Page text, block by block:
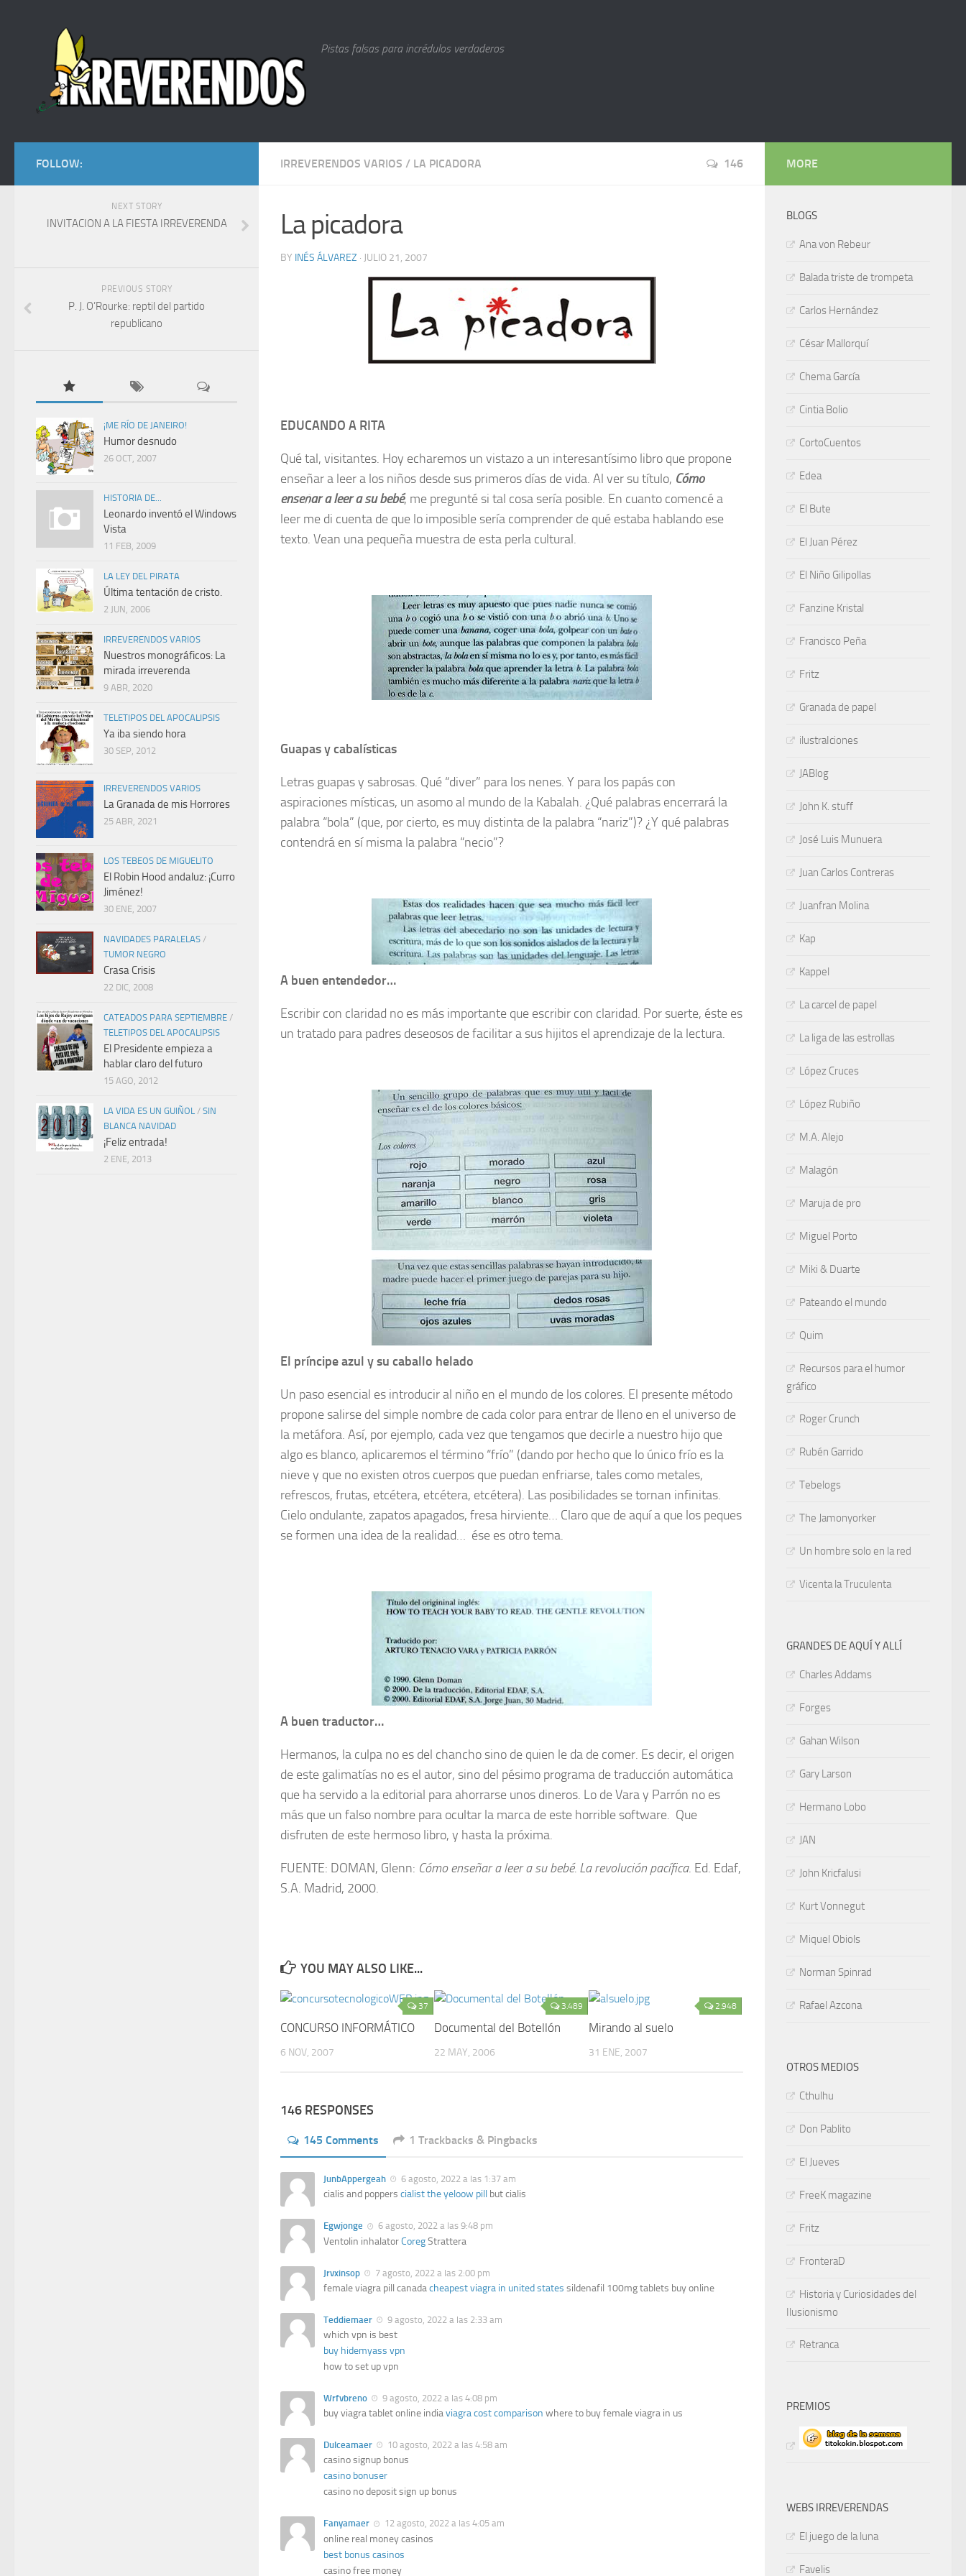
Pistas falsas para incrédulos verdaderos
IRREVERENDOS VARIOS / LA PICADORA 146
La picadora
BY INÉS ÁLVAREZ · JULIO 21, 2007
EDUCANDO A RITA
Qué tal, visitantes. Hoy echaremos un vistazo a un interesantísimo libro que propone
enseñar a leer a los niños desde sus primeros días de vida. Al ver su título, Cómo
enseñar a leer a su bebé, me pregunté si tal cosa sería posible. En cuanto comencé a
leer me di cuenta de que lo imposible sería comprender de qué estaba hablando ese
texto. Vean una pequeña muestra de esta perla cultural.
Guapas y cabalísticas
Letras guapas y sabrosas. Qué “diver” para los nenes. Y para los papás con
aspiraciones místicas, un asomo al mundo de la Kabalah. ¿Qué palabras encerrará la
palabra “bola” (que, por cierto, es muy distinta de la palabra “nariz”)? ¿Y qué palabras
contendrá en sí misma la palabra “necio”?
A buen entendedor…
Escribir con claridad no es más importante que escribir con claridad. Por suerte, éste es
un tratado para padres deseosos de facilitar a sus hijitos el aprendizaje de la lectura.
El príncipe azul y su caballo helado
Un paso esencial es introducir al niño en el mundo de los colores. El presente método
propone salirse del simple nombre de cada color para entrar de lleno en el universo de
la metáfora. Así, por ejemplo, cada vez que tengamos que decirle a nuestro hijo que
algo es blanco, aplicaremos el término “frío” (dando por hecho que lo único frío es la
nieve y que no existen otros cuerpos que puedan enfriarse, tales como metales,
refrescos, frutas, etcétera, etcétera, etcétera). Las posibilidades se tornan infinitas.
Cielo ondulante, zapatos apagados, fresa hirviente… Claro que de aquí a que los peques
se formen una idea de la realidad… ése es otro tema.
A buen traductor…
Hermanos, la culpa no es del chancho sino de quien le da de comer. Es decir, el origen
de este galimatías no es el autor, sino del pésimo programa de traducción automática
que ha servido a la editorial para ahorrarse unos dineros. Lo de Vara y Parrón no es
más que un falso nombre para ocultar la marca de este horrible software. Que
disfruten de este hermoso libro, y hasta la próxima.
FUENTE: DOMAN, Glenn: Cómo enseñar a leer a su bebé. La revolución pacífica. Ed. Edaf,
S.A. Madrid, 2000.
YOU MAY ALSO LIKE...
37
CONCURSO INFORMÁTICO
6 NOV, 2007
3.489
Documental del Botellón
22 MAY, 2006
2.948
Mirando al suelo
31 ENE, 2007
146 RESPONSES
145 Comments 1 Trackbacks & Pingbacks
JunbAppergeah 6 agosto, 2022 a las 1:37 am
cialis and poppers cialist the yeloow pill but cialis
Egwjonge 6 agosto, 2022 a las 9:48 pm
Ventolin inhalatorCoregStrattera
Jrvxinsop 7 agosto, 2022 a las 2:00 pm
female viagra pill canadacheapest viagra in united states sildenafil 100mg tablets buy online
Teddiemaer 9 agosto, 2022 a las 2:33 am
which vpn is best
buy hidemyass vpn
how to set up vpn
Wrfvbreno 9 agosto, 2022 a las 4:08 pm
buy viagra tablet online indiaviagra cost comparison where to buy female viagra in us
Dulceamaer 10 agosto, 2022 a las 4:58 am
casino signup bonus
casino bonuser
casino no deposit sign up bonus
Fanyamaer 12 agosto, 2022 a las 4:05 am
online real money casinos
best bonus casinos
casino free money
FOLLOW:
NEXT STORY
INVITACION A LA FIESTA IRREVERENDA
PREVIOUS STORY
P. J. O’Rourke: reptil del partido
republicano
¡ME RÍO DE JANEIRO!
Humor desnudo
26 OCT, 2007
HISTORIA DE...
Leonardo inventó el Windows
Vista
11 FEB, 2009
LA LEY DEL PIRATA
Última tentación de cristo.
2 JUN, 2006
IRREVERENDOS VARIOS
Nuestros monográficos: La
mirada irreverenda
9 ABR, 2020
TELETIPOS DEL APOCALIPSIS
Ya iba siendo hora
30 SEP, 2012
IRREVERENDOS VARIOS
La Granada de mis Horrores
25 ABR, 2021
LOS TEBEOS DE MIGUELITO
El Robin Hood andaluz: ¡Curro
Jiménez!
30 ENE, 2007
NAVIDADES PARALELAS /
TUMOR NEGRO
Crasa Crisis
22 DIC, 2008
CATEADOS PARA SEPTIEMBRE /
TELETIPOS DEL APOCALIPSIS
El Presidente empieza a
hablar claro del futuro
15 AGO, 2012
LA VIDA ES UN GUIÑOL / SIN
BLANCA NAVIDAD
¡Feliz entrada!
2 ENE, 2013
MORE
BLOGS
Ana von Rebeur
Balada triste de trompeta
Carlos Hernández
César Mallorquí
Chema García
Cintia Bolio
CortoCuentos
Edea
El Bute
El Juan Pérez
El Niño Gilipollas
Fanzine Kristal
Francisco Peña
Fritz
Granada de papel
ilustraIciones
JABlog
John K. stuff
José Luis Munuera
Juan Carlos Contreras
Juanfran Molina
Kap
Kappel
La carcel de papel
La liga de las estrollas
López Cruces
López Rubiño
M.A. Alejo
Malagón
Maruja de pro
Miguel Porto
Miki & Duarte
Pateando el mundo
Quim
Recursos para el humor
gráfico
Roger Crunch
Rubén Garrido
Tebelogs
The Jamonyorker
Un hombre solo en la red
Vicenta la Truculenta
GRANDES DE AQUÍ Y ALLÍ
Charles Addams
Forges
Gahan Wilson
Gary Larson
Hermano Lobo
JAN
John Kricfalusi
Kurt Vonnegut
Miquel Obiols
Norman Spinrad
Rafael Azcona
OTROS MEDIOS
Cthulhu
Don Pablito
El Jueves
FreeK magazine
Fritz
FronteraD
Historia y Curiosidades del
Ilusionismo
Retranca
PREMIOS
WEBS IRREVERENDAS
El juego de la luna
Favelis